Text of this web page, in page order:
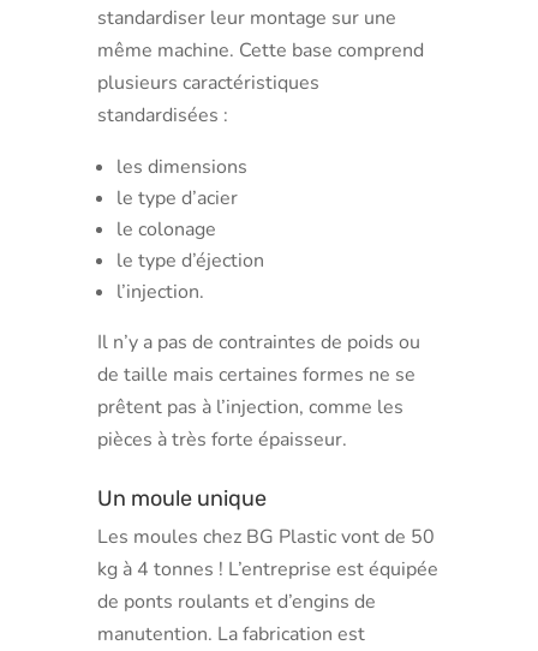
standardiser leur montage sur une
même machine. Cette base comprend
plusieurs caractéristiques
standardisées :
les dimensions
le type d’acier
le colonage
le type d’éjection
l’injection.
Il n’y a pas de contraintes de poids ou
de taille mais certaines formes ne se
prêtent pas à l’injection, comme les
pièces à très forte épaisseur.
Un moule unique
Les moules chez BG Plastic vont de 50
kg à 4 tonnes ! L’entreprise est équipée
de ponts roulants et d’engins de
manutention. La fabrication est